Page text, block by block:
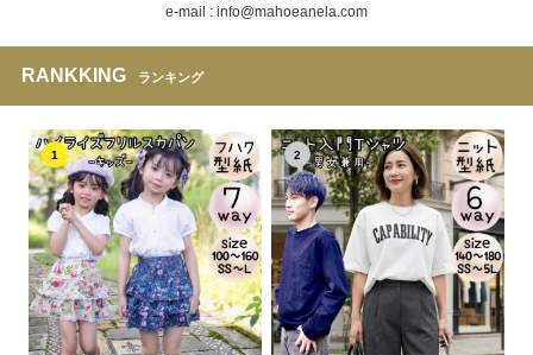
e-mail : info@mahoeanela.com
RANKKING ランキング
1 2